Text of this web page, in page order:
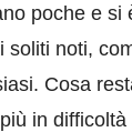
poche e si
soliti noti,
Cosa
in difficoltà